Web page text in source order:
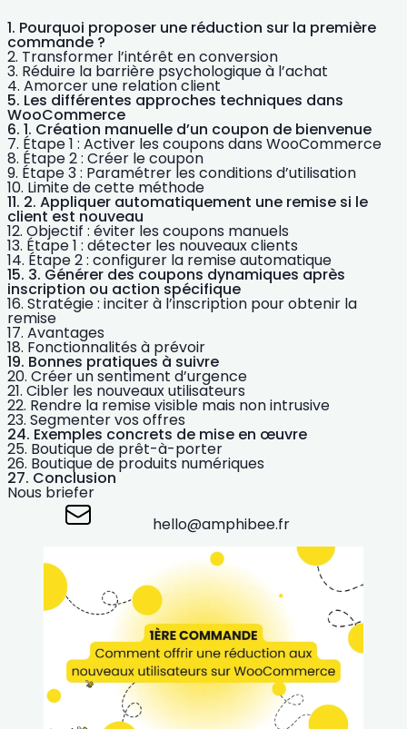
Pourquoi proposer une réduction sur la première
commande ?
Transformer l’intérêt en conversion
Réduire la barrière psychologique à l’achat
Amorcer une relation client
Les différentes approches techniques dans
WooCommerce
1. Création manuelle d’un coupon de bienvenue
Étape 1 : Activer les coupons dans WooCommerce
Étape 2 : Créer le coupon
Étape 3 : Paramétrer les conditions d’utilisation
Limite de cette méthode
2. Appliquer automatiquement une remise si le
client est nouveau
Objectif : éviter les coupons manuels
Étape 1 : détecter les nouveaux clients
Étape 2 : configurer la remise automatique
3. Générer des coupons dynamiques après
inscription ou action spécifique
Stratégie : inciter à l’inscription pour obtenir la
remise
Avantages
Fonctionnalités à prévoir
Bonnes pratiques à suivre
Créer un sentiment d’urgence
Cibler les nouveaux utilisateurs
Rendre la remise visible mais non intrusive
Segmenter vos offres
Exemples concrets de mise en œuvre
Boutique de prêt-à-porter
Boutique de produits numériques
Conclusion
Nous briefer
hello@amphibee.fr